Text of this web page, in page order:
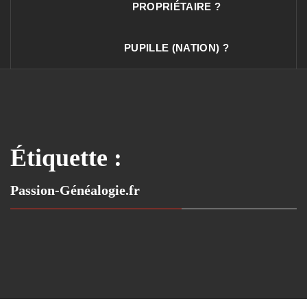
PROPRIÉTAIRE ?
PUPILLE (NATION) ?
Étiquette :
Passion-Généalogie.fr